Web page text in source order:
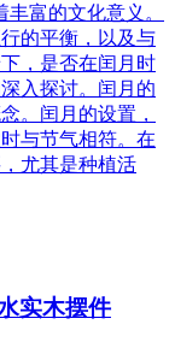
富的文化意义。
的平衡，以及与
，是否在闰月时
入探讨。闰月的
。闰月的设置，
与节气相符。在
尤其是种植活
实木摆件